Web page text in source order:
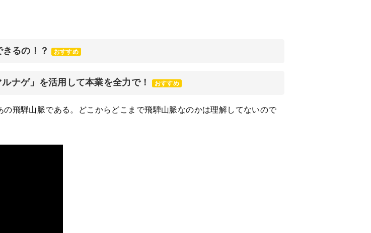
るの！？ おすすめ
ナゲ」を活用して本業を全力で！ おすすめ
飛騨山脈である。どこからどこまで飛騨山脈なのかは理解してないので